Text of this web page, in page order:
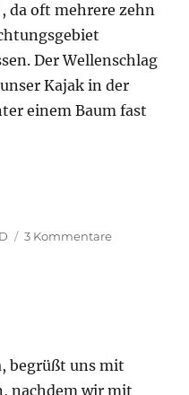
da oft mehrere zehn
Der Wellenschlag
Kajak in der
einem Baum fast
3 Kommentarezu
begrüßt uns mit
nachdem wir mit